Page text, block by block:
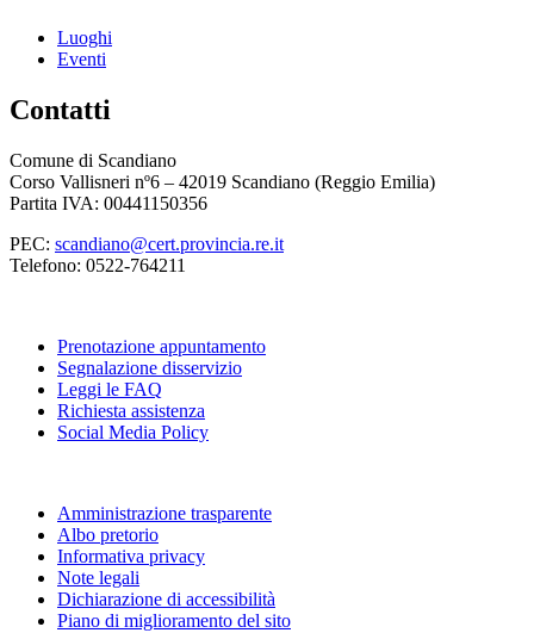
Luoghi
Eventi
Contatti
Comune di Scandiano
Corso Vallisneri nº6 – 42019 Scandiano (Reggio Emilia)
Partita IVA: 00441150356
PEC: scandiano@cert.provincia.re.it
Telefono: 0522-764211
Prenotazione appuntamento
Segnalazione disservizio
Leggi le FAQ
Richiesta assistenza
Social Media Policy
Amministrazione trasparente
Albo pretorio
Informativa privacy
Note legali
Dichiarazione di accessibilità
Piano di miglioramento del sito